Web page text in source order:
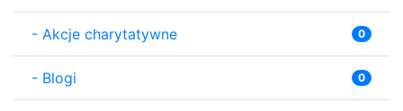
- Akcje charytatywne 0
- Blogi 0